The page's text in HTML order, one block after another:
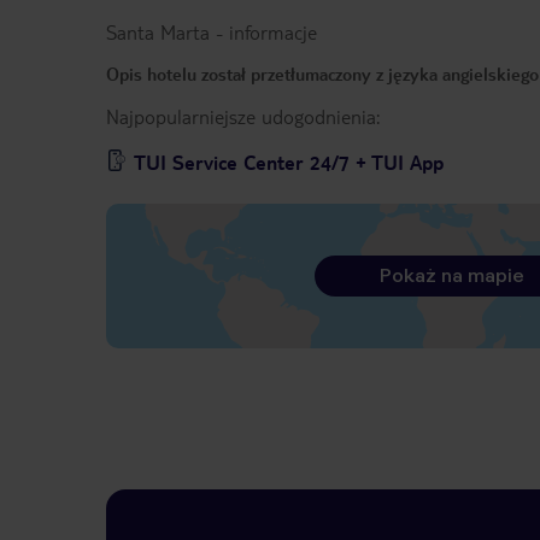
Santa Marta - informacje
Opis hotelu został przetłumaczony z języka
Najpopularniejsze udogodnienia:
TUI Service Center 24/7 + TUI App
Pokaż na mapie